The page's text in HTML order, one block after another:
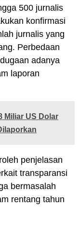
500 jurnalis
konfirmasi
jurnalis yang
Perbedaan
adanya
laporan
Miliar US Dolar
penjelasan
transparansi
bermasalah
rentang tahun